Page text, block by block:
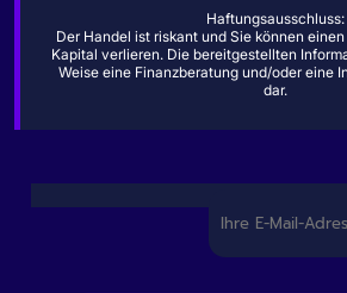
Haftungsausschluss:
Der Handel ist riskant und Sie können
Kapital verlieren. Die bereitgestellten
Weise eine Finanzberatung und/oder eine
dar.